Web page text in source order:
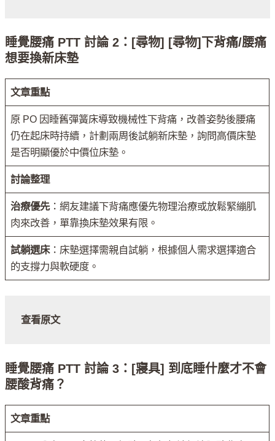
睡覺腰痛 PTT 討論 2：[尋物] [尋物]下背痛/腰痛
想要換新床墊
文章重點
原 PO 因睡舊彈簧床導致機械性下背痛，改善姿勢後腰痛
仍在起床時持續，計劃兩周後試躺新床墊，詢問高價床墊
是否明顯優於中價位床墊。
討論整理
治療優先：網友建議下背痛應優先物理治療或放鬆緊繃肌
肉來改善，單靠換床墊效果有限。
試躺選床：床墊選擇需親自試躺，根據個人需求選擇適合
的支撐力與軟硬度。
查看原文
睡覺腰痛 PTT 討論 3：[寢具] 到底睡什麼才不會
腰酸背痛？
文章重點